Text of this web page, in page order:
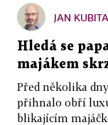
JAN KUBITA
Hledá se
majákem
Před několika
přihnalo obří
blikajícím